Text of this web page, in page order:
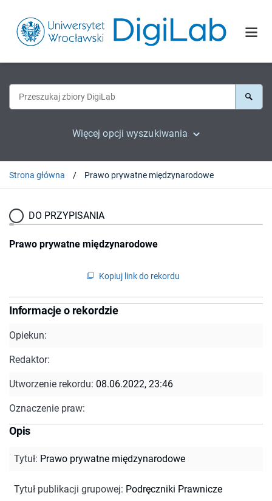
Więcej opcji wyszukiwania
Strona główna Prawo prywatne międzynarodowe
DO PRZYPISANIA
Prawo prywatne międzynarodowe
Kopiuj link do rekordu
Informacje o rekordzie
Opiekun:
Redaktor:
Utworzenie rekordu: 08.06.2022, 23:46
Oznaczenie praw:
Opis
Tytuł: Prawo prywatne międzynarodowe
Tytuł publikacji grupowej: Podręczniki Prawnicze